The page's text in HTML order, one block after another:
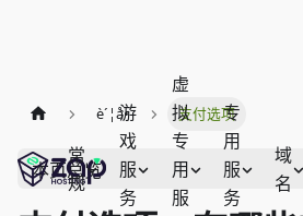
常
规
游
戏
服
务
虚
拟
专
用
服
专
用
服
务
域
名
è´¦å• 支付选项
本页总览